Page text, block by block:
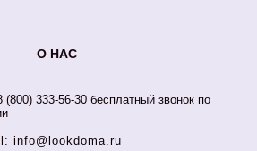
О НАС
(800) 333-56-30 бесплатный звонок по
info@lookdoma.ru